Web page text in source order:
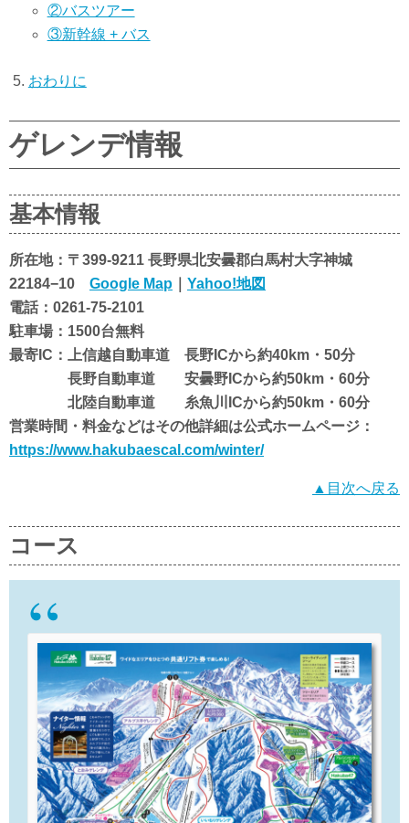
②バスツアー
③新幹線 + バス
おわりに
ゲレンデ情報
基本情報
所在地：〒399-9211 長野県北安曇郡白馬村大字神城
22184−10 Google Map
Yahoo!地図
電話：0261-75-2101
駐車場：1500台無料
最寄IC：上信越自動車道 長野ICから約40km・50分
長野自動車道 安曇野ICから約50km・60分
北陸自動車道 糸魚川ICから約50km・60分
営業時間・料金などはその他詳細は公式ホームページ：
https://www.hakubaescal.com/winter/
▲目次へ戻る
コース